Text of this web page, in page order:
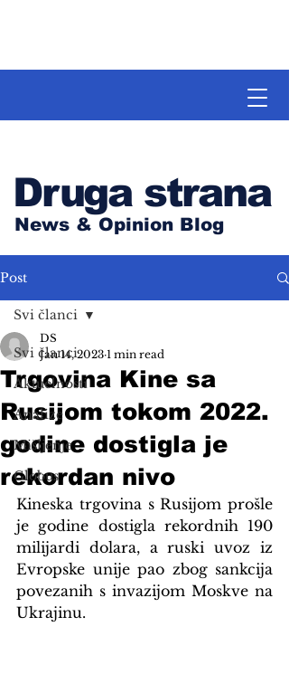
Druga strana
News & Opinion Blog
Post
Svi članci
Aktuelnosti
Analize
Mišljenje
Globus
Svi članci
Trgovina Kine sa
Rusijom tokom 2022.
godine dostigla je
rekordan nivo
DS
Jan 14, 2023 1 min read
Kineska trgovina s Rusijom prošle
je godine dostigla rekordnih 190
milijardi dolara, a ruski uvoz iz
Evropske unije pao zbog sankcija
povezanih s invazijom Moskve na
Ukrajinu.